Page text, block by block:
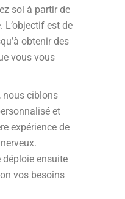
soi à partir de
L’objectif est de
obtenir des
vous vous
nous ciblons
et
expérience de
déploie ensuite
vos besoins